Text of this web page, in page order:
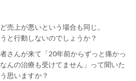
売上が悪いという場合も同じ。
と行動しないのでしょうか？
さんが来て「20年前からずっと痛かっ
んの治療も受けてません」って聞いた
思いますか？